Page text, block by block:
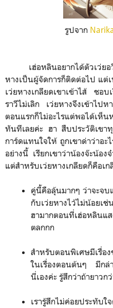
รูปจาก
เฮ่อหลินอยากได้ตัวเว่ยอวี่
หางเป็นผู้จัดการก็ติดต่อไป แต่
เว่ยหางเกลียดเขาเข้าไส้ ชอ
ราวีไม่เลิก เว่ยหางจึงเข้าไป
ตอนแรกก็ไม่อะไรแต่พอได้เห็
ทันทีเลยค่ะ ฮา สืบประวัติเขา
การ์ดแทนใจให้ ถูกเขาด่าว่าอ
อย่างนี้ เรียกเขาว่าน้องจ๊ะน้อ
แต่สำหรับเว่ยหางเกลียดก็คือเ
คู่นี้คือลุ้นมากๆ ว่าจะจบ
กับเว่ยหางไว้ไม่น้อยเ
ฮามากตอนที่เฮ่อหลินแ
ตลกกก
สำหรับตอนพิเศษมีเรื่อ
ในเรื่องตอนต้นๆ มีกล่
นี่เองค่ะ รู้สึกว่าถ้ายาวก
เรารู้สึกไม่ค่อยประทับ